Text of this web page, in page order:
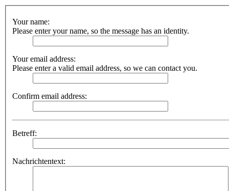
Your name:
Please enter your name, so the message has an identity.
Your email address:
Please enter a valid email address, so we can contact you.
Confirm email address:
Betreff:
Nachrichtentext: